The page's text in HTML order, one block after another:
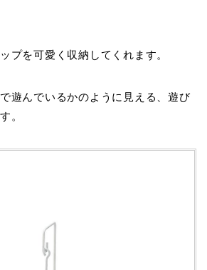
プを可愛く収納してくれます。
遊んでいるかのように見える、遊び
。